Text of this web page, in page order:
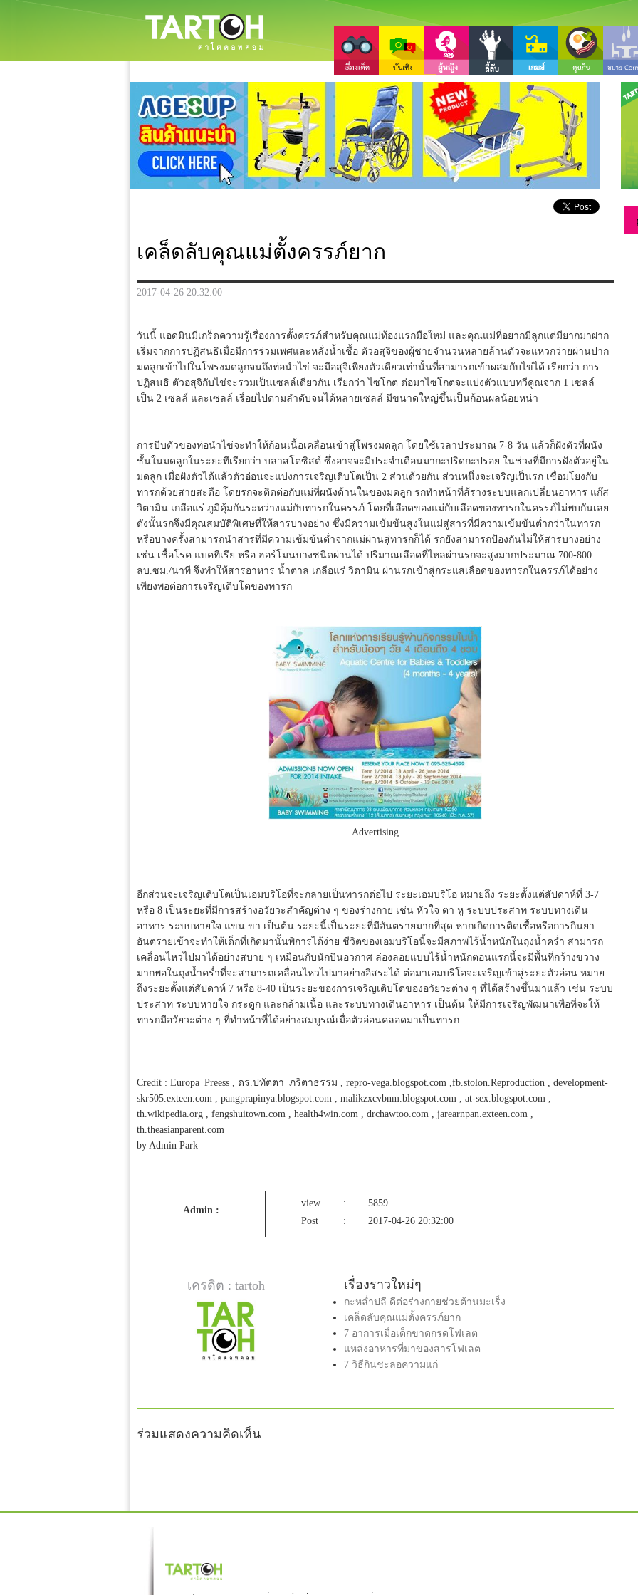
เคล็ดลับคุณแม่ตั้งครรภ์ยาก
2017-04-26 20:32:00
วันนี้ แอดมินมีเกร็ดความรู้เรื่องการตั้งครรภ์สำหรับคุณแม่ท้องแรกมือใหม่ และคุณแม่ที่อยากมีลูกแต่มียากมาฝาก
เริ่มจากการปฏิสนธิเมื่อมีการร่วมเพศและหลั่งน้ำเชื้อ ตัวอสุจิของผู้ชายจำนวนหลายล้านตัวจะแหวกว่ายผ่านปาก
มดลูกเข้าไปในโพรงมดลูกจนถึงท่อนำไข่ จะมือสุจิเพียงตัวเดียวเท่านั้นที่สามารถเข้าผสมกับไข่ได้ เรียกว่า การ
ปฏิสนธิ ตัวอสุจิกับไข่จะรวมเป็นเซลล์เดียวกัน เรียกว่า ไซโกต ต่อมาไซโกตจะแบ่งตัวแบบทวีคูณจาก 1 เซลล์
เป็น 2 เซลล์ และเซลล์ เรื่อยไปตามลำดับจนได้หลายเซลล์ มีขนาดใหญ่ขึ้นเป็นก้อนผลน้อยหน่า
การบีบตัวของท่อนำไข่จะทำให้ก้อนเนื้อเคลื่อนเข้าสู่โพรงมดลูก โดยใช้เวลาประมาณ 7-8 วัน แล้วก็ฝังตัวที่ผนัง
ชั้นในมดลูกในระยะทีเรียกว่า บลาสโตซิสต์ ซึ่งอาจจะมีประจำเดือนมากะปริดกะปรอย ในช่วงที่มีการฝังตัวอยู่ใน
มดลูก เมื่อฝังตัวได้แล้วตัวอ่อนจะแบ่งการเจริญเติบโตเป็น 2 ส่วนด้วยกัน ส่วนหนึ่งจะเจริญเป็นรก เชื่อมโยงกับ
ทารกด้วยสายสะดือ โดยรกจะติดต่อกับแม่ที่ผนังด้านในของมดลูก รกทำหน้าที่ส้รางระบบแลกเปลี่ยนอาหาร แก๊ส
วิตามิน เกลือแร่ ภูมิคุ้มกันระหว่างแม่กับทารกในครรภ์ โดยที่เลือดของแม่กับเลือดของทารกในครรภ์ไม่พบกันเลย
ดังนั้นรกจึงมีคุณสมบัติพิเศษที่ให้สารบางอย่าง ซึ่งมีความเข้มข้นสูงในแม่สู่สารที่มีความเข้มข้นต่ำกว่าในทารก
หรือบางครั้งสามารถนำสารที่มีความเข้มข้นต่ำจากแม่ผ่านสู่ทารกก็ได้ รกยังสามารถป้องกันไม่ให้สารบางอย่าง
เช่น เชื้อโรค แบคทีเรีย หรือ ฮอร์โมนบางชนิดผ่านได้ ปริมาณเลือดที่ไหลผ่านรกจะสูงมากประมาณ 700-800
ลบ.ซม./นาที จึงทำให้สารอาหาร น้ำตาล เกลือแร่ วิตามิน ผ่านรกเข้าสู่กระแสเลือดของทารกในครรภ์ได้อย่าง
เพียงพอต่อการเจริญเติบโตของทารก
Advertising
อีกส่วนจะเจริญเติบโตเป็นเอมบริโอที่จะกลายเป็นทารกต่อไป ระยะเอมบริโอ หมายถึง ระยะตั้งแต่สัปดาห์ที่ 3-7
หรือ 8 เป็นระยะที่มีการสร้างอวัยวะสำคัญต่าง ๆ ของร่างกาย เช่น หัวใจ ตา หู ระบบประสาท ระบบทางเดิน
อาหาร ระบบหายใจ แขน ขา เป็นต้น ระยะนี้เป็นระยะที่มีอันตรายมากที่สุด หากเกิดการติดเชื้อหรือการกินยา
อันตรายเข้าจะทำให้เด็กที่เกิดมานั้นพิการได้ง่าย ชีวิตของเอมบริโอนี้จะมีสภาพไร้น้ำหนักในถุงน้ำคร่ำ สามารถ
เคลื่อนไหวไปมาได้อย่างสบาย ๆ เหมือนกับนักบินอวกาศ ล่องลอยแบบไร้น้ำหนักตอนแรกนี้จะมีพื้นที่กว้างขวาง
มากพอในถุงน้ำคร่ำที่จะสามารถเคลื่อนไหวไปมาอย่างอิสระได้ ต่อมาเอมบริโอจะเจริญเข้าสู่ระยะตัวอ่อน หมาย
ถึงระยะตั้งแต่สัปดาห์ 7 หรือ 8-40 เป็นระยะของการเจริญเติบโตของอวัยวะต่าง ๆ ที่ได้สร้างขึ้นมาแล้ว เช่น ระบบ
ประสาท ระบบหายใจ กระดูก และกล้ามเนื้อ และระบบทางเดินอาหาร เป็นต้น ให้มีการเจริญพัฒนาเพื่อที่จะให้
ทารกมีอวัยวะต่าง ๆ ที่ทำหน้าที่ได้อย่างสมบูรณ์เมื่อตัวอ่อนคลอดมาเป็นทารก
Credit : Europa_Preess , ดร.ปทัตตา_ภริตาธรรม , repro-vega.blogspot.com ,fb.stolon.Reproduction , development-
skr505.exteen.com , pangprapinya.blogspot.com , malikzxcvbnm.blogspot.com , at-sex.blogspot.com ,
th.wikipedia.org , fengshuitown.com , health4win.com , drchawtoo.com , jarearnpan.exteen.com ,
th.theasianparent.com
by Admin Park
Admin :
view :
5859
Post
: 2017-04-26 20:32:00
เครดิต : tartoh เรื่องราวใหม่ๆ
กะหล่ำปลี ดีต่อร่างกายช่วยต้านมะเร็ง
เคล็ดลับคุณแม่ตั้งครรภ์ยาก
7 อาการเมื่อเด็กขาดกรดโฟเลต
แหล่งอาหารที่มาของสารโฟเลต
7 วิธีกินชะลอความแก่
ร่วมแสดงความคิดเห็น